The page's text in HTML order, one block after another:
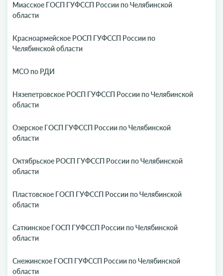
Миасское ГОСП ГУФССП России по Челябинской
области
Красноармейское РОСП ГУФССП России по
Челябинской области
МСО по РДИ
Нязепетровское РОСП ГУФССП России по Челябинской
области
Озерское ГОСП ГУФССП России по Челябинской
области
Октябрьское РОСП ГУФССП России по Челябинской
области
Пластовское ГОСП ГУФССП России по Челябинской
области
Саткинское ГОСП ГУФССП России по Челябинской
области
Снежинское ГОСП ГУФССП России по Челябинской
области